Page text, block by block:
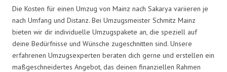
Die Kosten für einen Umzug von Mainz nach Sakarya variieren je
nach Umfang und Distanz. Bei Umzugsmeister Schmitz Mainz
bieten wir dir individuelle Umzugspakete an, die speziell auf
deine Bedürfnisse und Wünsche zugeschnitten sind. Unsere
erfahrenen Umzugsexperten beraten dich gerne und erstellen ein
maßgeschneidertes Angebot, das deinen finanziellen Rahmen